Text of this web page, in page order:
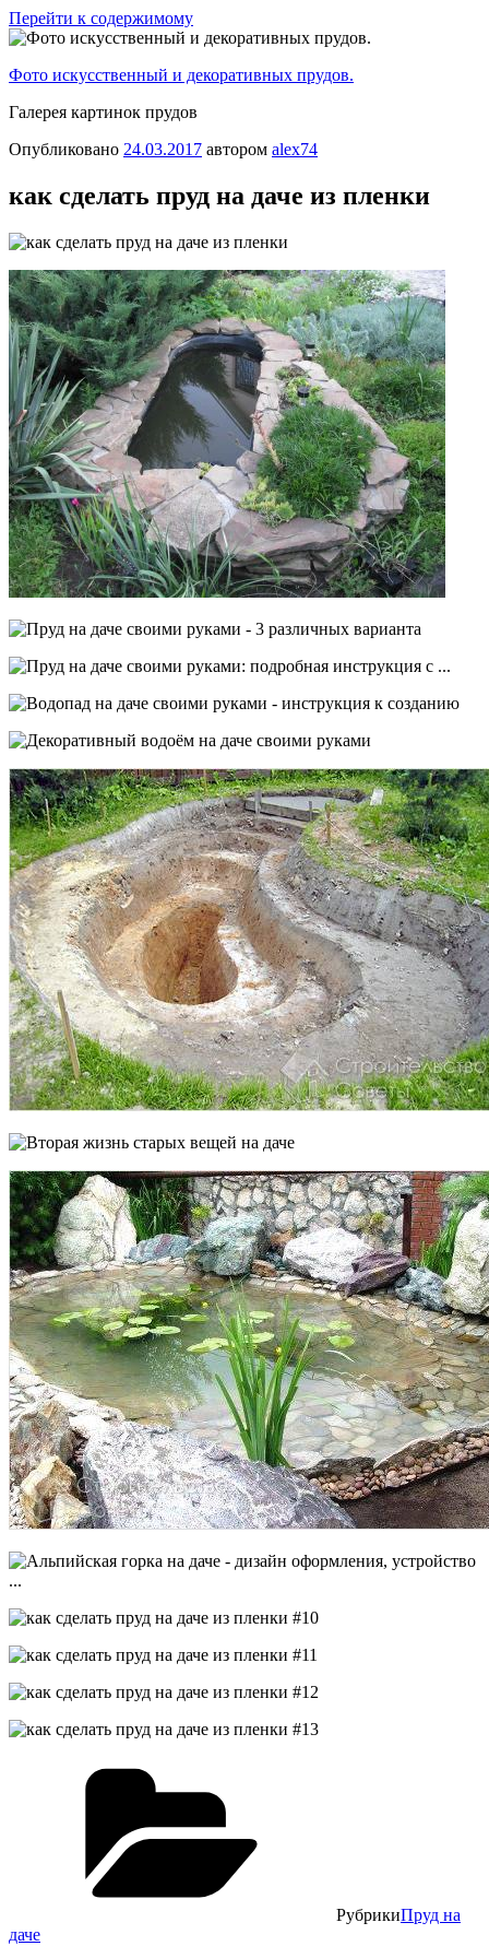
Перейти к содержимому
Фото искусственный и декоративных прудов.
Галерея картинок прудов
Опубликовано 24.03.2017 автором alex74
как сделать пруд на даче из пленки
РубрикиПруд на
даче